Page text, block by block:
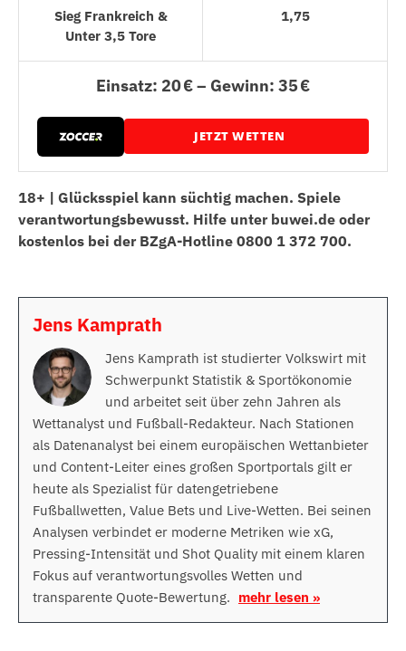
Sieg Frankreich &
Unter 3,5 Tore
1,75
Einsatz: 20 € – Gewinn: 35 €
JETZT WETTEN
18+ | Glücksspiel kann süchtig machen. Spiele
verantwortungsbewusst. Hilfe unter buwei.de oder
kostenlos bei der BZgA-Hotline 0800 1 372 700.
Jens Kamprath
Jens Kamprath ist studierter Volkswirt mit
Schwerpunkt Statistik & Sportökonomie
und arbeitet seit über zehn Jahren als
Wettanalyst und Fußball-Redakteur. Nach Stationen
als Datenanalyst bei einem europäischen Wettanbieter
und Content-Leiter eines großen Sportportals gilt er
heute als Spezialist für datengetriebene
Fußballwetten, Value Bets und Live-Wetten. Bei seinen
Analysen verbindet er moderne Metriken wie xG,
Pressing-Intensität und Shot Quality mit einem klaren
Fokus auf verantwortungsvolles Wetten und
transparente Quote-Bewertung. mehr lesen »